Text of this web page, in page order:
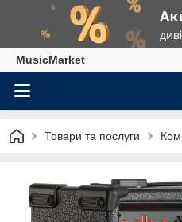
MusicMarket
Товари та послуги